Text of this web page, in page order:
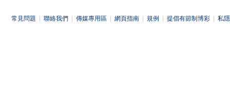
常見問題 聯絡我們 傳媒專用區 網頁指南 規例 提倡有節制博彩 私